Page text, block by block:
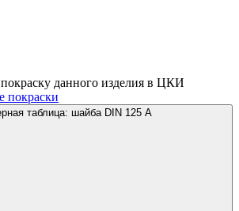
данного изделия в ЦКИ
покраски
таблица: шайба DIN 125 A